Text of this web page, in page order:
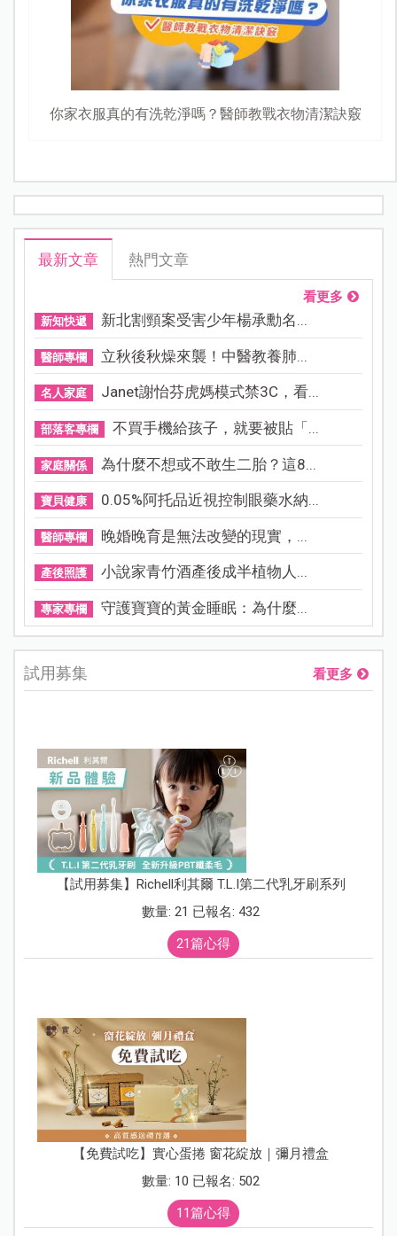
你家衣服真的有洗乾淨嗎？醫師教戰衣物清潔訣竅
最新文章 熱門文章
看更多
新知快遞 新北割頸案受害少年楊承勳名...
醫師專欄 立秋後秋燥來襲！中醫教養肺...
名人家庭 Janet謝怡芬虎媽模式禁3C，看...
部落客專欄 不買手機給孩子，就要被貼「...
家庭關係 為什麼不想或不敢生二胎？這8...
寶貝健康 0.05%阿托品近視控制眼藥水納...
醫師專欄 晚婚晚育是無法改變的現實，...
產後照護 小說家青竹酒產後成半植物人...
專家專欄 守護寶寶的黃金睡眠：為什麼...
試用募集 看更多
【試用募集】Richell利其爾 T.L.I第二代乳牙刷系列
數量: 21 已報名: 432
21篇心得
【免費試吃】實心蛋捲 窗花綻放｜彌月禮盒
數量: 10 已報名: 502
11篇心得